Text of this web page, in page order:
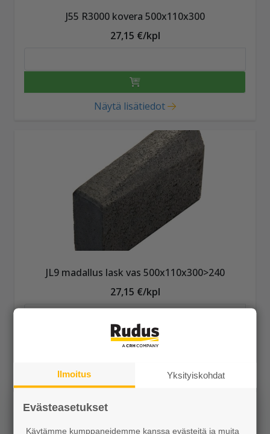
J55 R3000 kovera 500x110x300
27,15 €/kpl
Näytä lisätiedot
JL9 madallus lask vas 500x110x300>240
27,15 €/kpl
Ilmoitus Yksityiskohdat
Evästeasetukset
Käytämme kumppaneidemme kanssa evästeitä ja muita